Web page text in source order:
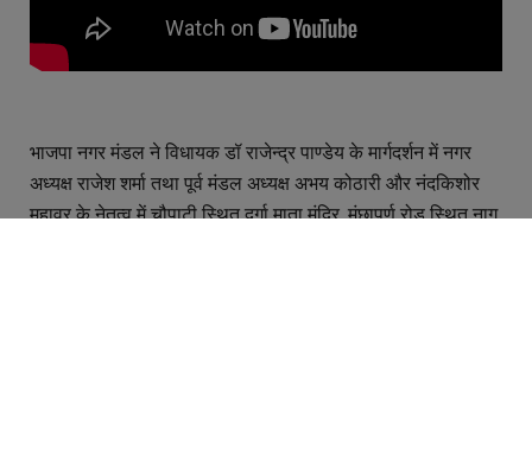
भाजपा नगर मंडल ने विधायक डॉ राजेन्द्र पाण्डेय के मार्गदर्शन में नगर
अध्यक्ष राजेश शर्मा तथा पूर्व मंडल अध्यक्ष अभय कोठारी और नंदकिशोर
महावर के नेतृत्व में चौपाटी स्थित दुर्गा माता मंदिर, मंछापूर्ण रोड़ स्थित नाग